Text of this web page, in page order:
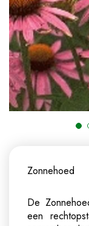
Zonnehoed
De
een